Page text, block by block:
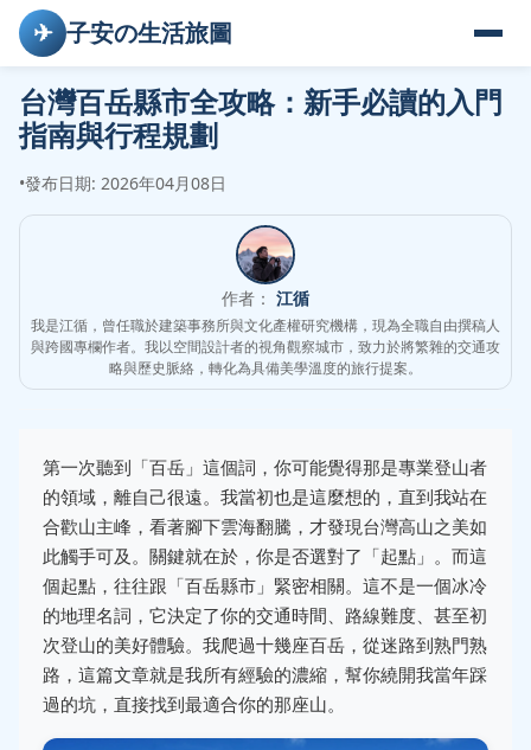
✈ 子安の生活旅圖
台灣百岳縣市全攻略：新手必讀的入門
指南與行程規劃
•發布日期: 2026年04月08日
作者： 江循
我是江循，曾任職於建築事務所與文化產權研究機構，現為全職自由撰稿人
與跨國專欄作者。我以空間設計者的視角觀察城市，致力於將繁雜的交通攻
略與歷史脈絡，轉化為具備美學溫度的旅行提案。
第一次聽到「百岳」這個詞，你可能覺得那是專業登山者
的領域，離自己很遠。我當初也是這麼想的，直到我站在
合歡山主峰，看著腳下雲海翻騰，才發現台灣高山之美如
此觸手可及。關鍵就在於，你是否選對了「起點」。而這
個起點，往往跟「百岳縣市」緊密相關。這不是一個冰冷
的地理名詞，它決定了你的交通時間、路線難度、甚至初
次登山的美好體驗。我爬過十幾座百岳，從迷路到熟門熟
路，這篇文章就是我所有經驗的濃縮，幫你繞開我當年踩
過的坑，直接找到最適合你的那座山。